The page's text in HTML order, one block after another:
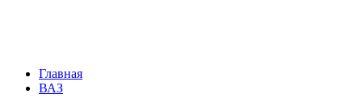
Главная
ВАЗ